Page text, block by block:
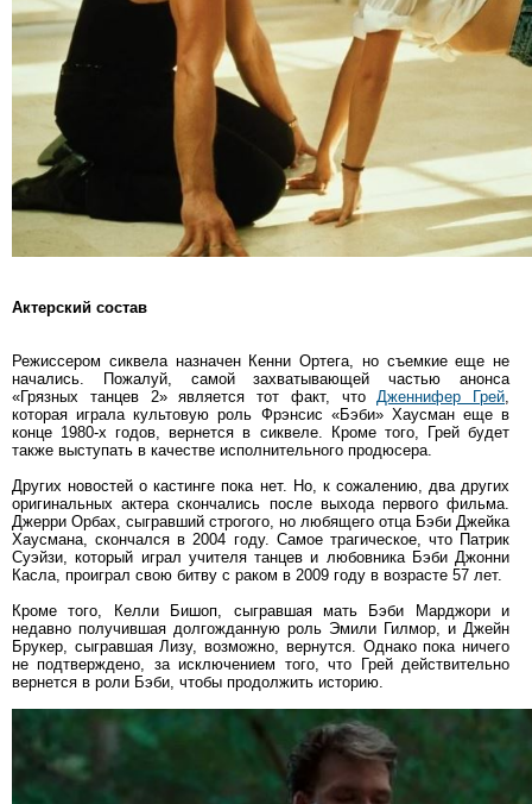
Актерский состав
Режиссером сиквела назначен Кенни Ортега, но съемкие еще не
начались. Пожалуй, самой захватывающей частью анонса
«Грязных танцев 2» является тот факт, чтоДженнифер Грей,
которая играла культовую роль Фрэнсис «Бэби» Хаусман еще в
конце 1980-х годов, вернется в сиквеле. Кроме того, Грей будет
также выступать в качестве исполнительного продюсера.
Других новостей о кастинге пока нет. Но, к сожалению, два других
оригинальных актера скончались после выхода первого фильма.
Джерри Орбах, сыгравший строгого, но любящего отца Бэби Джейка
Хаусмана, скончался в 2004 году. Самое трагическое, что Патрик
Суэйзи, который играл учителя танцев и любовника Бэби Джонни
Касла, проиграл свою битву с раком в 2009 году в возрасте 57 лет.
Кроме того, Келли Бишоп, сыгравшая мать Бэби Марджори и
недавно получившая долгожданную роль Эмили Гилмор, и Джейн
Брукер, сыгравшая Лизу, возможно, вернутся. Однако пока ничего
не подтверждено, за исключением того, что Грей действительно
вернется в роли Бэби, чтобы продолжить историю.